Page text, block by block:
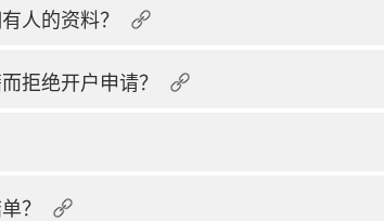
人的资料？
拒绝开户申请？
？